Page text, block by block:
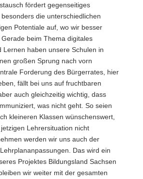
fördert gegenseitiges
die unterschiedlichen
Potentiale auf, wo wir besser
beim Thema digitales
Lernen haben unsere Schulen in
großen Sprung nach vorn
Forderung des Bürgerrates, hier
fällt bei uns auf fruchtbaren
auch gleichzeitig wichtig, dass
was nicht geht. So seien
kleineren Klassen wünschenswert,
Lehrersituation nicht
werden wir uns auch der
Das wird ein
Projektes Bildungsland Sachsen
wir weiter mit der gesamten